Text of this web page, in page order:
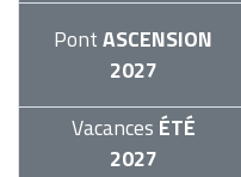
PontASCENSION
2027
Vacances ÉTÉ
2027